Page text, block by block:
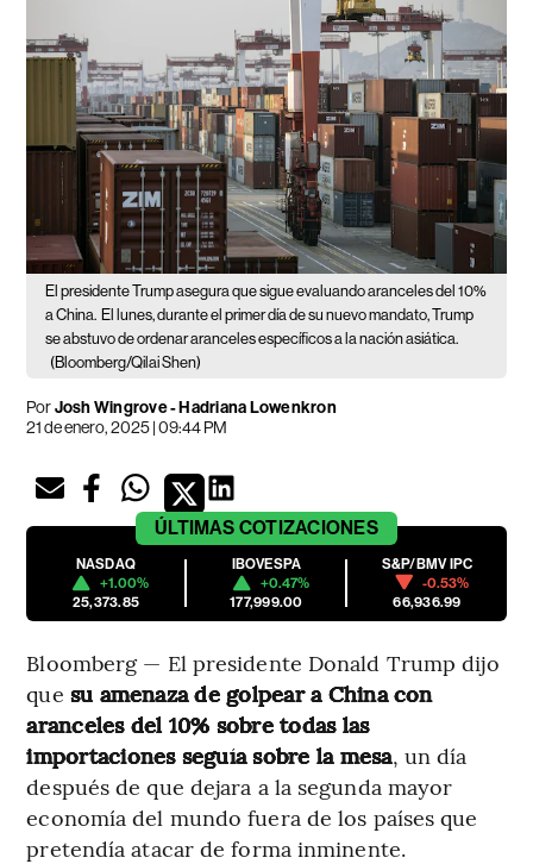
El presidente Trump asegura que sigue evaluando aranceles del 10%
a China. El lunes, durante el primer día de su nuevo mandato, Trump
se abstuvo de ordenar aranceles específicos a la nación asiática.
(Bloomberg/Qilai Shen)
PorJosh Wingrove - Hadriana Lowenkron
21 de enero, 2025 | 09:44 PM
ÚLTIMAS COTIZACIONES
NASDAQ
+1.00%
25,373.85
IBOVESPA
+0.47%
177,999.00
S&P/BMV IPC
-0.53%
66,936.99
Bloomberg — El presidente Donald Trump dijo
que su amenaza de golpear a China con
aranceles del 10% sobre todas las
importaciones seguía sobre la mesa, un día
después de que dejara a la segunda mayor
economía del mundo fuera de los países que
pretendía atacar de forma inminente.